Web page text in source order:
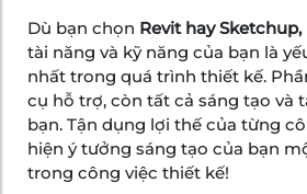
Dù bạn chọn Revit hay Sketchup,
tài năng và kỹ năng của bạn là
nhất trong quá trình thiết kế.
cụ hỗ trợ, còn tất cả sáng tạo và
bạn. Tận dụng lợi thế của từng
hiện ý tưởng sáng tạo của bạn
trong công việc thiết kế!